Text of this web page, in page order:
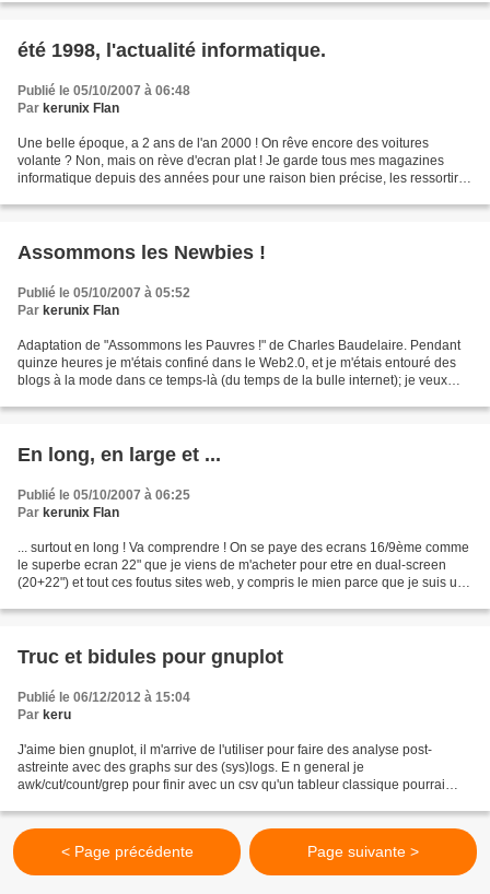
été 1998, l'actualité informatique.
Publié le 05/10/2007 à 06:48
Par kerunix Flan
Une belle époque, a 2 ans de l'an 2000 ! On rêve encore des voitures
volante ? Non, mais on rève d'ecran plat ! Je garde tous mes magazines
informatique depuis des années pour une raison bien précise, les ressortir
Assommons les Newbies !
Publié le 05/10/2007 à 05:52
Par kerunix Flan
Adaptation de "Assommons les Pauvres !" de Charles Baudelaire. Pendant
quinze heures je m'étais confiné dans le Web2.0, et je m'étais entouré des
blogs à la mode dans ce temps-là (du temps de la bulle internet); je veux
En long, en large et ...
Publié le 05/10/2007 à 06:25
Par kerunix Flan
... surtout en long ! Va comprendre ! On se paye des ecrans 16/9ème comme
le superbe ecran 22" que je viens de m'acheter pour etre en dual-screen
(20+22") et tout ces foutus sites web, y compris le mien parce que je suis une
Truc et bidules pour gnuplot
Publié le 06/12/2012 à 15:04
Par keru
J'aime bien gnuplot, il m'arrive de l'utiliser pour faire des analyse post-
astreinte avec des graphs sur des (sys)logs. E n general je
awk/cut/count/grep pour finir avec un csv qu'un tableur classique pourrai
< Page précédente Page suivante >